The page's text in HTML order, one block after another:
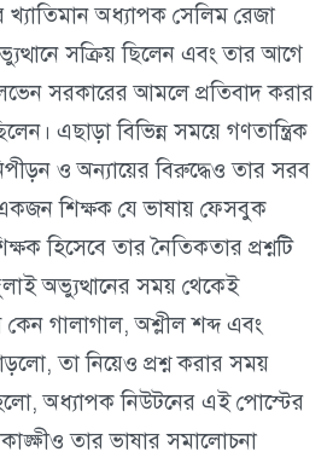
খ্যাতিমান অধ্যাপক সেলিম রেজা
সক্রিয় ছিলেন এবং তার আগে
সরকারের আমলে প্রতিবাদ করার
এছাড়া বিভিন্ন সময়ে গণতান্ত্রিক
ও অন্যায়ের বিরুদ্ধেও তার সরব
শিক্ষক যে ভাষায় ফেসবুক
হিসেবে তার নৈতিকতার প্রশ্নটি
অভ্যুত্থানের সময় থেকেই
কেন গালাগাল, অশ্লীল শব্দ এবং
তা নিয়েও প্রশ্ন করার সময়
অধ্যাপক নিউটনের এই পোস্টের
তার ভাষার সমালোচনা